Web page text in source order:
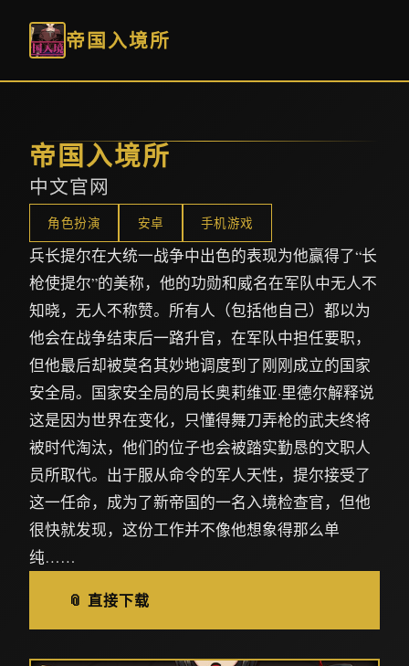
帝国入境所
帝国入境所
中文官网
角色扮演 安卓 手机游戏
兵长提尔在大统一战争中出色的表现为他赢得了“长
枪使提尔”的美称，他的功勋和威名在军队中无人不
知晓，无人不称赞。所有人（包括他自己）都以为
他会在战争结束后一路升官，在军队中担任要职，
但他最后却被莫名其妙地调度到了刚刚成立的国家
安全局。国家安全局的局长奥莉维亚·里德尔解释说
这是因为世界在变化，只懂得舞刀弄枪的武夫终将
被时代淘汰，他们的位子也会被踏实勤恳的文职人
员所取代。出于服从命令的军人天性，提尔接受了
这一任命，成为了新帝国的一名入境检查官，但他
很快就发现，这份工作并不像他想象得那么单
纯……
📎 直接下载